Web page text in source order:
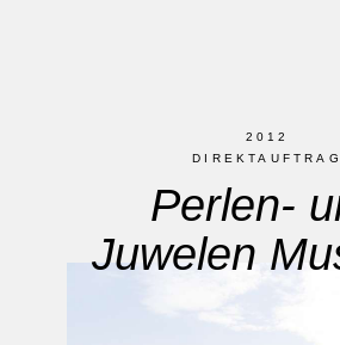
2012
DIREKTAUFTRAG
Perlen-
Juwelen